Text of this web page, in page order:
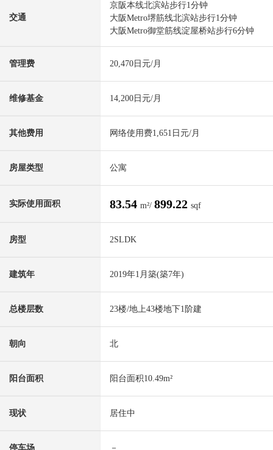
交通
京阪本线北滨站步行1分钟
大阪Metro堺筋线北滨站步行1分钟
大阪Metro御堂筋线淀屋桥站步行6分钟
管理费 20,470日元/月
维修基金 14,200日元/月
其他费用 网络使用费1,651日元/月
房屋类型 公寓
实际使用面积 83.54 m²/ 899.22 sqf
房型 2SLDK
建筑年 2019年1月築(築7年)
总楼层数 23楼/地上43楼地下1阶建
朝向 北
阳台面积 阳台面积10.49m²
现状 居住中
停车场 －